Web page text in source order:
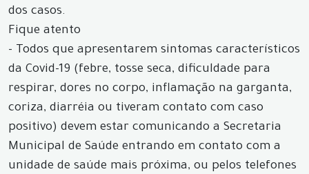
dos casos.
Fique atento
- Todos que apresentarem sintomas característicos
da Covid-19 (febre, tosse seca, dificuldade para
respirar, dores no corpo, inflamação na garganta,
coriza, diarréia ou tiveram contato com caso
positivo) devem estar comunicando a Secretaria
Municipal de Saúde entrando em contato com a
unidade de saúde mais próxima, ou pelos telefones